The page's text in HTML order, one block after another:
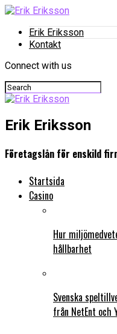
Erik Eriksson
Kontakt
Connect with us
Erik Eriksson
Företagslån för enskild
Startsida
Casino
Hur
hållbarhet
Svenska
från NetEnt och